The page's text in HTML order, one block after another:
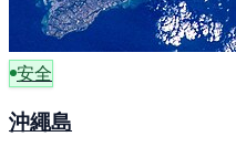
安全
沖繩島